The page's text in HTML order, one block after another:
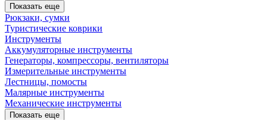
Показать еще
Рюкзаки, сумки
Туристические коврики
Инструменты
Аккумуляторные инструменты
Генераторы, компрессоры, вентиляторы
Измерительные инструменты
Лестницы, помосты
Малярные инструменты
Механические инструменты
Показать еще